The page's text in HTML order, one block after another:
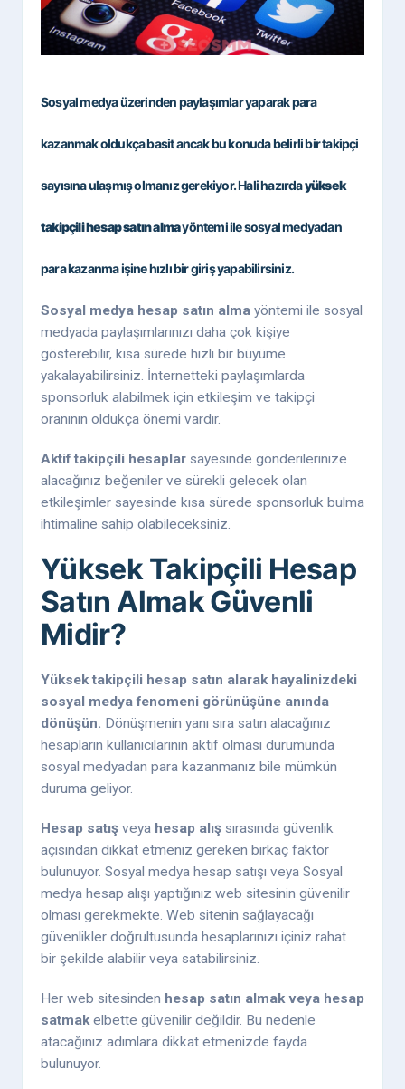
Sosyal medya üzerinden paylaşımlar yaparak para
kazanmak oldukça basit ancak bu konuda belirli bir takipçi
sayısına ulaşmış olmanız gerekiyor. Hali hazırdayüksek
takipçili hesap satın almayöntemi ile sosyal medyadan
para kazanma işine hızlı bir giriş yapabilirsiniz.
Sosyal medya hesap satın alma yöntemi ile sosyal
medyada paylaşımlarınızı daha çok kişiye
gösterebilir, kısa sürede hızlı bir büyüme
yakalayabilirsiniz. İnternetteki paylaşımlarda
sponsorluk alabilmek için etkileşim ve takipçi
oranının oldukça önemi vardır.
Aktif takipçili hesaplar sayesinde gönderilerinize
alacağınız beğeniler ve sürekli gelecek olan
etkileşimler sayesinde kısa sürede sponsorluk bulma
ihtimaline sahip olabileceksiniz.
Yüksek Takipçili Hesap
Satın Almak Güvenli
Midir?
Yüksek takipçili hesap satın alarak hayalinizdeki
sosyal medya fenomeni görünüşüne anında
dönüşün. Dönüşmenin yanı sıra satın alacağınız
hesapların kullanıcılarının aktif olması durumunda
sosyal medyadan para kazanmanız bile mümkün
duruma geliyor.
Hesap satış veya hesap alış sırasında güvenlik
açısından dikkat etmeniz gereken birkaç faktör
bulunuyor. Sosyal medya hesap satışı veya Sosyal
medya hesap alışı yaptığınız web sitesinin güvenilir
olması gerekmekte. Web sitenin sağlayacağı
güvenlikler doğrultusunda hesaplarınızı içiniz rahat
bir şekilde alabilir veya satabilirsiniz.
Her web sitesinden hesap satın almak veya hesap
satmakelbette güvenilir değildir. Bu nedenle
atacağınız adımlara dikkat etmenizde fayda
bulunuyor.